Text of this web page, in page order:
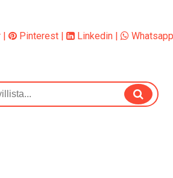
| Pinterest | Linkedin | Whatsapp